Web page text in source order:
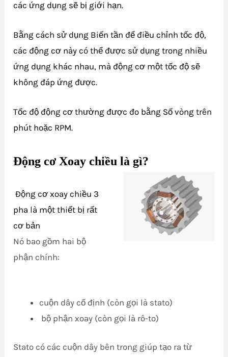
các ứng dụng sẽ bị giới hạn.
Bằng cách sử dụng Biến tần để điều chỉnh tốc độ,
các động cơ này có thể được sử dụng trong nhiều
ứng dụng khác nhau, mà động cơ một tốc độ sẽ
không đáp ứng được.
Tốc độ động cơ thường được đo bằng Số vòng trên
phút hoặc RPM.
Động cơ Xoay chiều là gì?
Động cơ xoay chiều 3
pha là một thiết bị rất
cơ bản
Nó bao gồm hai bộ
phận chính:
cuộn dây cố định (còn gọi là stato)
bộ phận xoay (còn gọi là rô-to)
Stato có các cuộn dây bên trong giúp tạo ra từ